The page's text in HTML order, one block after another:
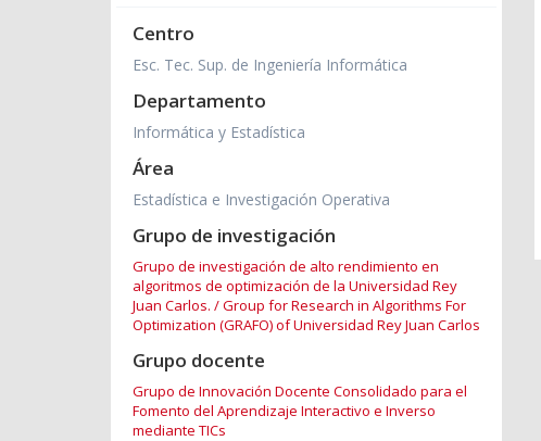
Centro
Esc. Tec. Sup. de Ingeniería Informática
Departamento
Informática y Estadística
Área
Estadística e Investigación Operativa
Grupo de investigación
Grupo de investigación de alto rendimiento en
algoritmos de optimización de la Universidad Rey
Juan Carlos. / Group for Research in Algorithms For
Optimization (GRAFO) of Universidad Rey Juan Carlos
Grupo docente
Grupo de Innovación Docente Consolidado para el
Fomento del Aprendizaje Interactivo e Inverso
mediante TICs